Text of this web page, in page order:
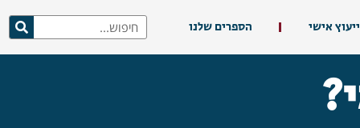
ייעוץ אישי הספרים שלנו